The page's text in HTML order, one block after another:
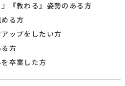
『教わる』姿勢のある方​
る方​
ップをしたい方​
方​
卒業した方​